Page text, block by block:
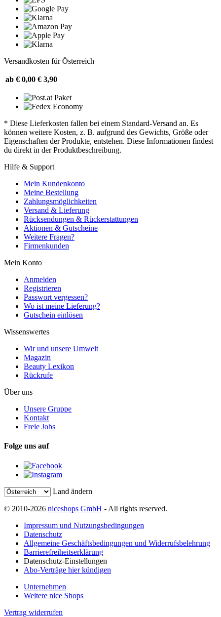
Versandkosten für Österreich
ab € 0,00 € 3,90
* Diese Lieferkosten fallen bei einem Standard-Versand an. Es
können weitere Kosten, z. B. aufgrund des Gewichts, Größe oder
Eigenschaften der Produkte, entstehen. Diese Informationen findest
du direkt in der Produktbeschreibung.
Hilfe & Support
Mein Kundenkonto
Meine Bestellung
Zahlungsmöglichkeiten
Versand & Lieferung
Rücksendungen & Rückerstattungen
Aktionen & Gutscheine
Weitere Fragen?
Firmenkunden
Mein Konto
Anmelden
Registrieren
Passwort vergessen?
Wo ist meine Lieferung?
Gutschein einlösen
Wissenswertes
Wir und unsere Umwelt
Magazin
Beauty Lexikon
Rückrufe
Über uns
Unsere Gruppe
Kontakt
Freie Jobs
Folge uns auf
Land ändern
© 2010-2026 niceshops GmbH - All rights reserved.
Impressum und Nutzungsbedingungen
Datenschutz
Allgemeine Geschäftsbedingungen und Widerrufsbelehrung
Barrierefreiheitserklärung
Datenschutz-Einstellungen
Abo-Verträge hier kündigen
Unternehmen
Weitere nice Shops
Vertrag widerrufen